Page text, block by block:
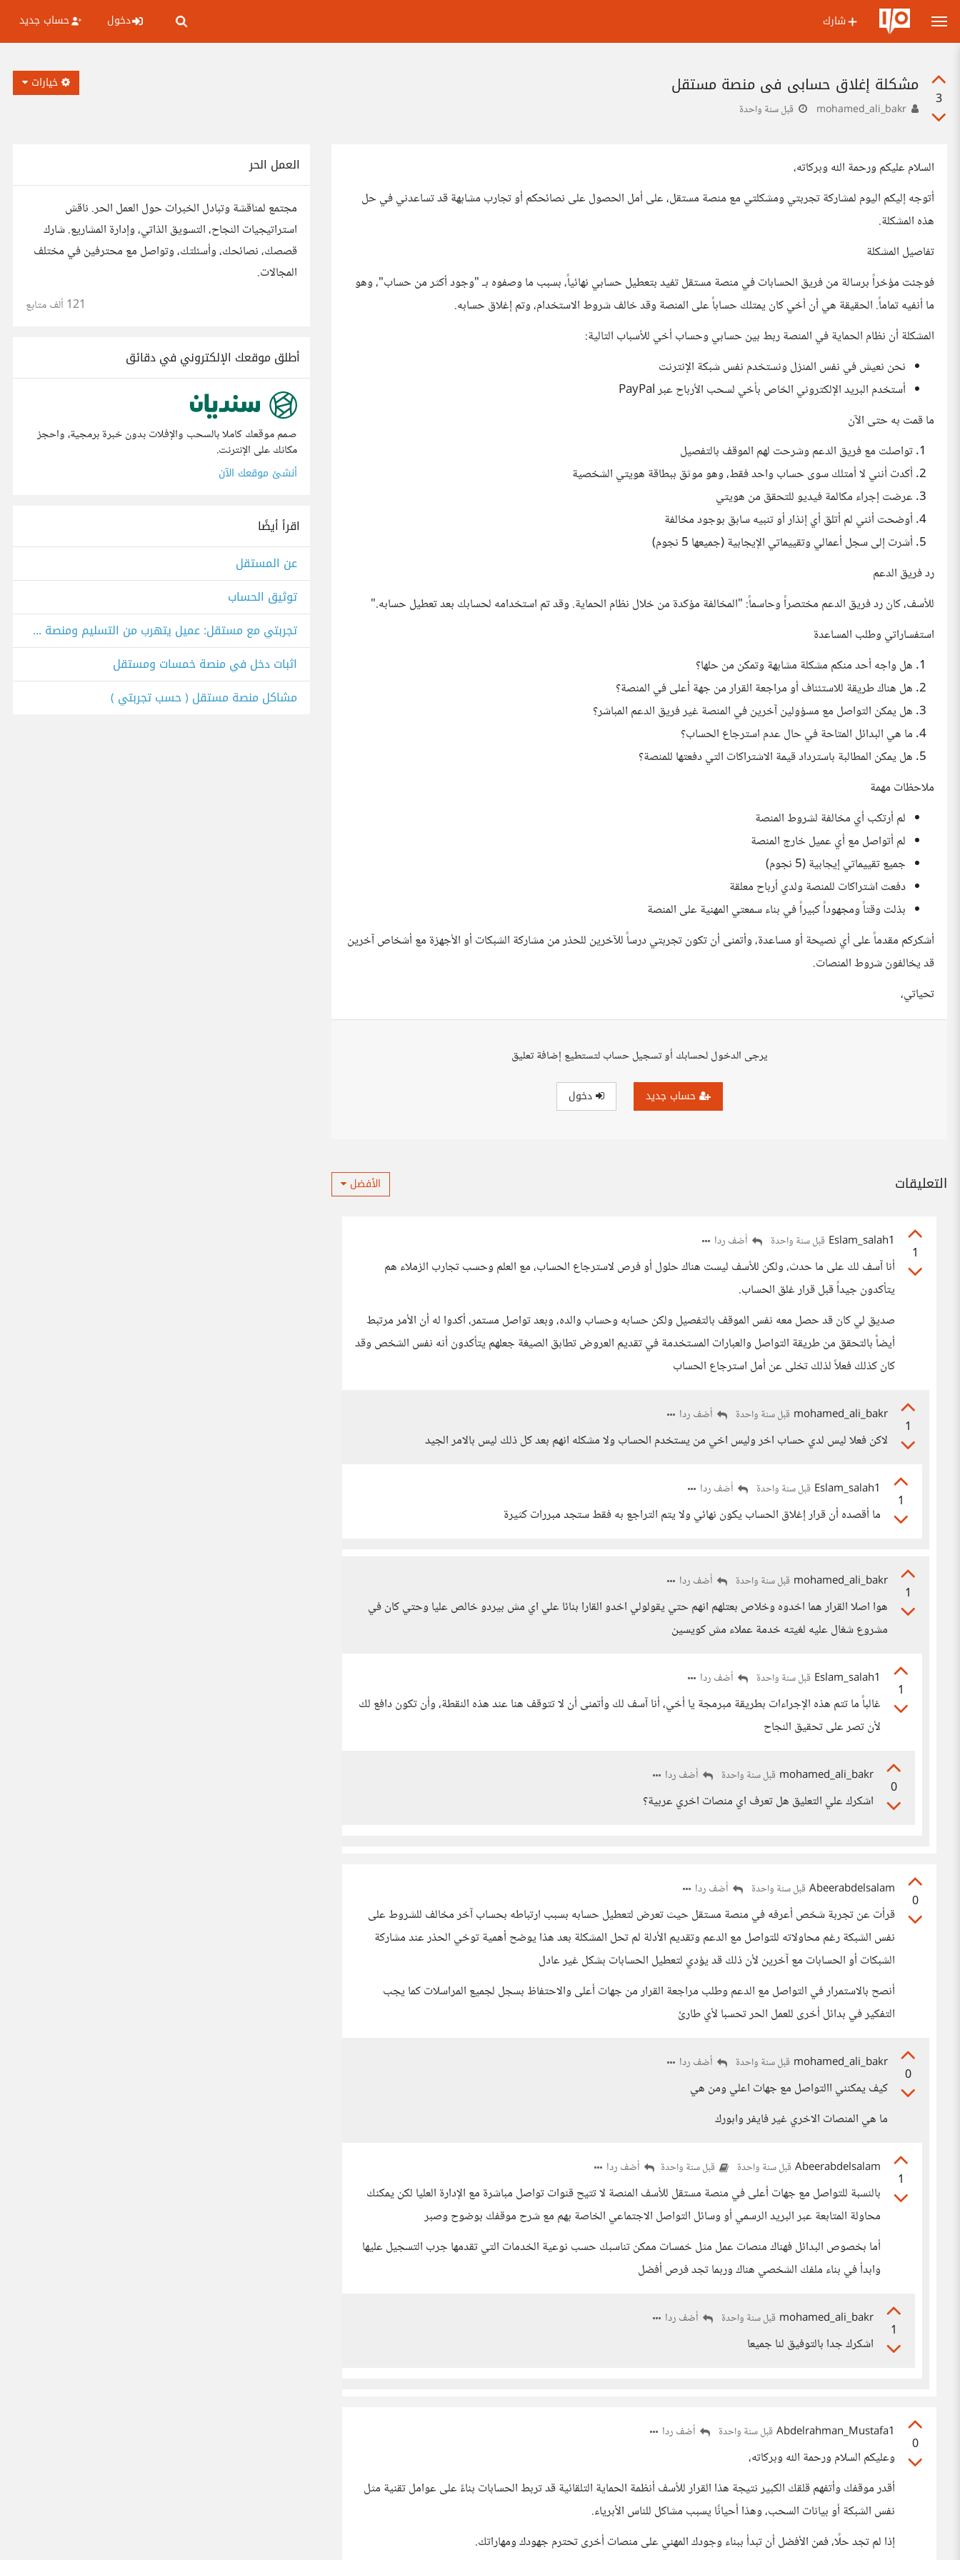
شارك دخول حساب جديد
3
مشكلة إغلاق حسابي في منصة مستقل
قبل سنة واحدة
خيارات
السلام عليكم ورحمة الله وبركاته،
أتوجه إليكم اليوم لمشاركة تجربتي ومشكلتي مع منصة مستقل، على أمل الحصول على نصائحكم أو تجارب مشابهة قد تساعدني في حل
هذه المشكلة.
تفاصيل المشكلة
فوجئت مؤخراً برسالة من فريق الحسابات في منصة مستقل تفيد بتعطيل حسابي نهائياً، بسبب ما وصفوه بـ "وجود أكثر من حساب"، وهو
ما أنفيه تماماً. الحقيقة هي أن أخي كان يمتلك حساباً على المنصة وقد خالف شروط الاستخدام، وتم إغلاق حسابه.
المشكلة أن نظام الحماية في المنصة ربط بين حسابي وحساب أخي للأسباب التالية:
نحن نعيش في نفس المنزل ونستخدم نفس شبكة الإنترنت
أستخدم البريد الإلكتروني الخاص بأخي لسحب الأرباح عبر PayPal
ما قمت به حتى الآن
تواصلت مع فريق الدعم وشرحت لهم الموقف بالتفصيل
أكدت أنني لا أمتلك سوى حساب واحد فقط، وهو موثق ببطاقة هويتي الشخصية
عرضت إجراء مكالمة فيديو للتحقق من هويتي
أوضحت أنني لم أتلق أي إنذار أو تنبيه سابق بوجود مخالفة
أشرت إلى سجل أعمالي وتقييماتي الإيجابية (جميعها 5 نجوم)
رد فريق الدعم
للأسف، كان رد فريق الدعم مختصراً وحاسماً: "المخالفة مؤكدة من خلال نظام الحماية. وقد تم استخدامه لحسابك بعد تعطيل حسابه."
استفساراتي وطلب المساعدة
هل واجه أحد منكم مشكلة مشابهة وتمكن من حلها؟
هل هناك طريقة للاستئناف أو مراجعة القرار من جهة أعلى في المنصة؟
هل يمكن التواصل مع مسؤولين آخرين في المنصة غير فريق الدعم المباشر؟
ما هي البدائل المتاحة في حال عدم استرجاع الحساب؟
هل يمكن المطالبة باسترداد قيمة الاشتراكات التي دفعتها للمنصة؟
ملاحظات مهمة
لم أرتكب أي مخالفة لشروط المنصة
لم أتواصل مع أي عميل خارج المنصة
جميع تقييماتي إيجابية (5 نجوم)
دفعت اشتراكات للمنصة ولدي أرباح معلقة
بذلت وقتاً ومجهوداً كبيراً في بناء سمعتي المهنية على المنصة
أشكركم مقدماً على أي نصيحة أو مساعدة، وأتمنى أن تكون تجربتي درساً للآخرين للحذر من مشاركة الشبكات أو الأجهزة مع أشخاص آخرين
قد يخالفون شروط المنصات.
تحياتي،
يرجى الدخول لحسابك أو تسجيل حساب لتستطيع إضافة تعليق
حساب جديد دخول
التعليقات الأفضل
1
Eslam_salah1 قبل سنة واحدة أضف ردا
أنا آسف لك على ما حدث، ولكن للأسف ليست هناك حلول أو فرص لاسترجاع الحساب، مع العلم وحسب تجارب الزملاء هم
يتأكدون جيداً قبل قرار غلق الحساب.
صديق لي كان قد حصل معه نفس الموقف بالتفصيل ولكن حسابه وحساب والده، وبعد تواصل مستمر، أكدوا له أن الأمر مرتبط
أيضاً بالتحقق من طريقة التواصل والعبارات المستخدمة في تقديم العروض تطابق الصيغة جعلهم يتأكدون أنه نفس الشخص وقد
كان كذلك فعلاً لذلك تخلى عن أمل استرجاع الحساب
1
mohamed_ali_bakr قبل سنة واحدة أضف ردا
لاكن فعلا ليس لدي حساب اخر وليس اخي من يستخدم الحساب ولا مشكله انهم بعد كل ذلك ليس بالامر الجيد
1
Eslam_salah1 قبل سنة واحدة أضف ردا
ما أقصده أن قرار إغلاق الحساب يكون نهائي ولا يتم التراجع به فقط ستجد مبررات كثيرة
1
mohamed_ali_bakr قبل سنة واحدة أضف ردا
هوا اصلا القرار هما اخدوه وخلاص بعتلهم انهم حتي يقولولي اخدو القارا بنائا علي اي مش بيردو خالص عليا وحتي كان في
مشروع شغال عليه لغيته خدمة عملاء مش كويسين
1
Eslam_salah1 قبل سنة واحدة أضف ردا
غالباً ما تتم هذه الإجراءات بطريقة مبرمجة يا أخي، أنا آسف لك وأتمنى أن لا تتوقف هنا عند هذه النقطة، وأن تكون دافع لك
لأن تصر على تحقيق النجاح
0
mohamed_ali_bakr قبل سنة واحدة أضف ردا
اشكرك علي التعليق هل تعرف اي منصات اخري عربية؟
0
Abeerabdelsalam قبل سنة واحدة أضف ردا
قرأت عن تجربة شخص أعرفه في منصة مستقل حيث تعرض لتعطيل حسابه بسبب ارتباطه بحساب آخر مخالف للشروط على
نفس الشبكة رغم محاولاته للتواصل مع الدعم وتقديم الأدلة لم تحل المشكلة بعد هذا يوضح أهمية توخي الحذر عند مشاركة
الشبكات أو الحسابات مع آخرين لأن ذلك قد يؤدي لتعطيل الحسابات بشكل غير عادل
أنصح بالاستمرار في التواصل مع الدعم وطلب مراجعة القرار من جهات أعلى والاحتفاظ بسجل لجميع المراسلات كما يجب
التفكير في بدائل أخرى للعمل الحر تحسبا لأي طارئ
0
mohamed_ali_bakr قبل سنة واحدة أضف ردا
كيف يمكنني االتواصل مع جهات اعلي ومن هي
ما هي المنصات الاخري غير فايفر وابورك
1
Abeerabdelsalam قبل سنة واحدة قبل سنة واحدة أضف ردا
بالنسبة للتواصل مع جهات أعلى في منصة مستقل للأسف المنصة لا تتيح قنوات تواصل مباشرة مع الإدارة العليا لكن يمكنك
محاولة المتابعة عبر البريد الرسمي أو وسائل التواصل الاجتماعي الخاصة بهم مع شرح موقفك بوضوح وصبر
أما بخصوص البدائل فهناك منصات عمل مثل خمسات ممكن تناسبك حسب نوعية الخدمات التي تقدمها جرب التسجيل عليها
وابدأ في بناء ملفك الشخصي هناك وربما تجد فرص أفضل
1
mohamed_ali_bakr قبل سنة واحدة أضف ردا
اشكرك جدا بالتوفيق لنا جميعا
0
Abdelrahman_Mustafa1 قبل سنة واحدة أضف ردا
وعليكم السلام ورحمة الله وبركاته،
أقدر موقفك وأتفهم قلقك الكبير نتيجة هذا القرار للأسف أنظمة الحماية التلقائية قد تربط الحسابات بناءً على عوامل تقنية مثل
نفس الشبكة أو بيانات السحب، وهذا أحيانًا يسبب مشاكل للناس الأبرياء.
إذا لم تجد حلًا، فمن الأفضل أن تبدأ ببناء وجودك المهني على منصات أخرى تحترم جهودك ومهاراتك.
العمل الحر
مجتمع لمناقشة وتبادل الخبرات حول العمل الحر. ناقش
استراتيجيات النجاح، التسويق الذاتي، وإدارة المشاريع. شارك
قصصك، نصائحك، وأسئلتك، وتواصل مع محترفين في مختلف
المجالات.
121 ألف متابع
أطلق موقعك الإلكتروني في دقائق
صمم موقعك كاملا بالسحب والإفلات بدون خبرة برمجية، واحجز
مكانك على الإنترنت.
أنشئ موقعك الآن
اقرأ أيضًا
عن المستقل
توثيق الحساب
تجربتي مع مستقل: عميل يتهرب من التسليم ومنصة لا تحل المشكلة
اثبات دخل في منصة خمسات ومستقل
مشاكل منصة مستقل ( حسب تجربتي )